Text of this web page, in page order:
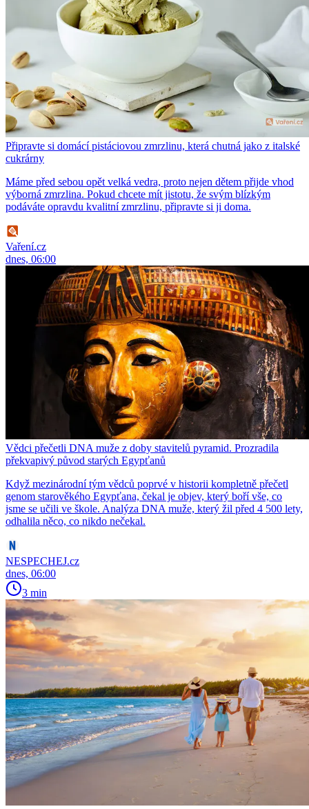
Připravte si domácí pistáciovou zmrzlinu, která chutná jako z italské
cukrárny
Máme před sebou opět velká vedra, proto nejen dětem přijde vhod
výborná zmrzlina. Pokud chcete mít jistotu, že svým blízkým
podáváte opravdu kvalitní zmrzlinu, připravte si ji doma.
Vaření.cz
dnes, 06:00
Vědci přečetli DNA muže z doby stavitelů pyramid. Prozradila
překvapivý původ starých Egypťanů
Když mezinárodní tým vědců poprvé v historii kompletně přečetl
genom starověkého Egypťana, čekal je objev, který boří vše, co
jsme se učili ve škole. Analýza DNA muže, který žil před 4 500 lety,
odhalila něco, co nikdo nečekal.
NESPECHEJ.cz
dnes, 06:00
3 min